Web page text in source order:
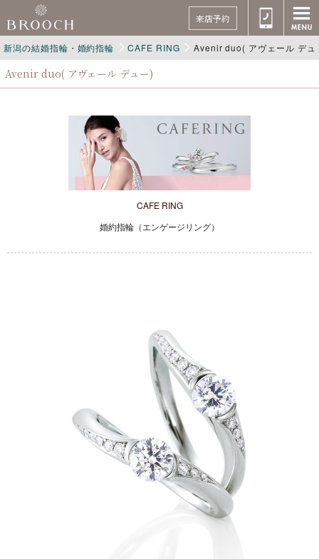
来店予約
新潟の結婚指輪・婚約指輪 CAFE RING Avenir duo( アヴェール デュ
Avenir duo( アヴェール デュー)
CAFE RING
婚約指輪（エンゲージリング）